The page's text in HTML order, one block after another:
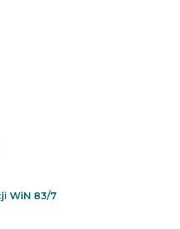
WiN 83/7